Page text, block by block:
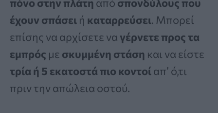
πόνο στην πλάτη από σπονδύλους που
έχουν σπάσει ή καταρρεύσει. Μπορεί
επίσης να αρχίσετε ναγέρνετε προς τα
εμπρός με σκυμμένη στάση και να είστε
τρία ή 5 εκατοστά πιο κοντοίαπ’ ό,τι
πριν την απώλεια οστού.